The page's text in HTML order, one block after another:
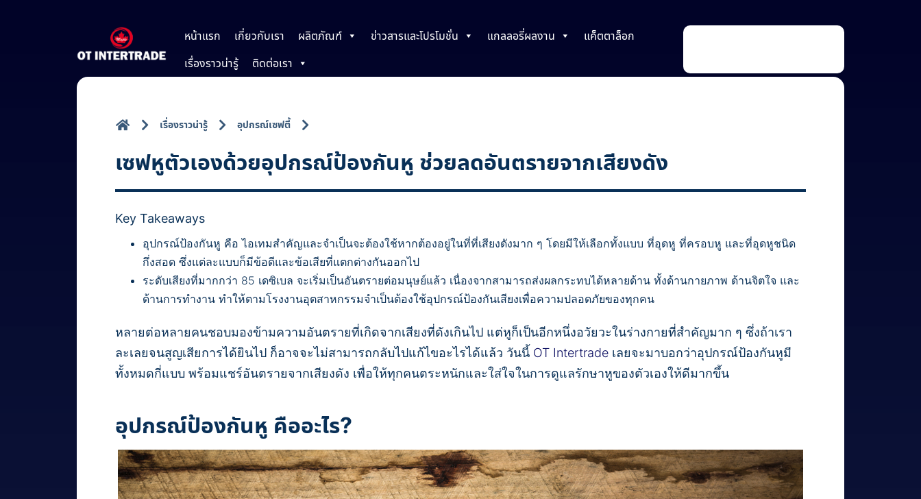
หน้าแรก เกี่ยวกับเรา ผลิตภัณฑ์ ข่าวสารและโปรโมชั่น แกลลอรี่ผลงาน
แค็ตตาล็อก
เรื่องราวน่ารู้
ติดต่อเรา d
u
เรื่องราวน่ารู้ อุปกรณ์เซฟตี้
เซฟหูตัวเองด้วยอุปกรณ์ป้องกันหู ช่วยลดอันตรายจากเสียงดัง
Key Takeaways
อุปกรณ์ป้องกันหู คือ ไอเทมสำคัญและจำเป็นจะต้องใช้หากต้องอยู่ในที่ที่เสียงดังมาก ๆ โดยมีให้เลือกทั้งแบบ ที่อุดหู ที่ครอบหู และที่อุดหูชนิด
กึ่งสอด ซึ่งแต่ละแบบก็มีข้อดีและข้อเสียที่แตกต่างกันออกไป
ระดับเสียงที่มากกว่า 85 เดซิเบล จะเริ่มเป็นอันตรายต่อมนุษย์แล้ว เนื่องจากสามารถส่งผลกระทบได้หลายด้าน ทั้งด้านกายภาพ ด้านจิตใจ และ
ด้านการทำงาน ทำให้ตามโรงงานอุตสาหกรรมจำเป็นต้องใช้อุปกรณ์ป้องกันเสียงเพื่อความปลอดภัยของทุกคน
หลายต่อหลายคนชอบมองข้ามความอันตรายที่เกิดจากเสียงที่ดังเกินไป แต่หูก็เป็นอีกหนึ่งอวัยวะในร่างกายที่สำคัญมาก ๆ ซึ่งถ้าเรา
ละเลยจนสูญเสียการได้ยินไป ก็อาจจะไม่สามารถกลับไปแก้ไขอะไรได้แล้ว วันนี้ OT Intertrade เลยจะมาบอกว่าอุปกรณ์ป้องกันหูมี
ทั้งหมดกี่แบบ พร้อมแชร์อันตรายจากเสียงดัง เพื่อให้ทุกคนตระหนักและใส่ใจในการดูแลรักษาหูของตัวเองให้ดีมากขึ้น
อุปกรณ์ป้องกันหู คืออะไร?